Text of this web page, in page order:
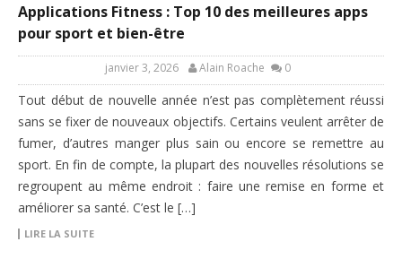
Applications Fitness : Top 10 des meilleures apps
pour sport et bien-être
janvier 3, 2026 Alain Roache 0
Tout début de nouvelle année n’est pas complètement réussi
sans se fixer de nouveaux objectifs. Certains veulent arrêter de
fumer, d’autres manger plus sain ou encore se remettre au
sport. En fin de compte, la plupart des nouvelles résolutions se
regroupent au même endroit : faire une remise en forme et
améliorer sa santé. C’est le […]
LIRE LA SUITE